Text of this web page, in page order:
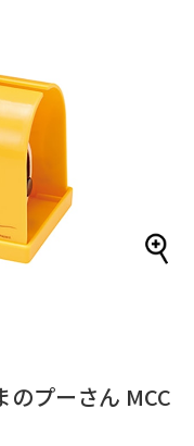
のプーさん MCC